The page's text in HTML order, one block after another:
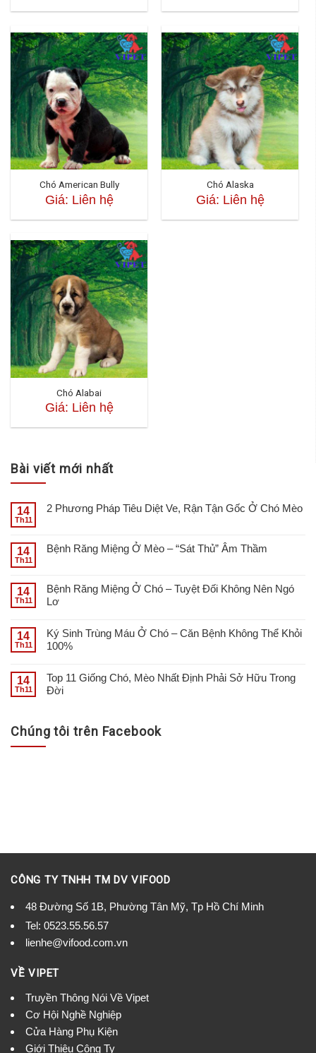
Chó American Bully
Giá: Liên hệ
Chó Alaska
Giá: Liên hệ
Chó Alabai
Giá: Liên hệ
Bài viết mới nhất
14
Th11
2 Phương Pháp Tiêu Diệt Ve, Rận Tận Gốc Ở Chó Mèo
14
Th11
Bệnh Răng Miệng Ở Mèo – “Sát Thủ” Âm Thầm
14
Th11
Bệnh Răng Miệng Ở Chó – Tuyệt Đối Không Nên Ngó
Lơ
14
Th11
Ký Sinh Trùng Máu Ở Chó – Căn Bệnh Không Thể Khỏi
100%
14
Th11
Top 11 Giống Chó, Mèo Nhất Định Phải Sở Hữu Trong
Đời
Chúng tôi trên Facebook
CÔNG TY TNHH TM DV VIFOOD
48 Đường Số 1B, Phường Tân Mỹ, Tp Hồ Chí Minh
Tel: 0523.55.56.57
lienhe@vifood.com.vn
VỀ VIPET
Truyền Thông Nói Về Vipet
Cơ Hội Nghề Nghiệp
Cửa Hàng Phụ Kiện
Giới Thiệu Công Ty